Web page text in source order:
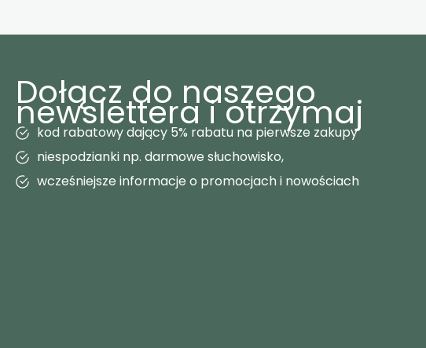
Dołącz do naszego
newslettera i otrzymaj
kod rabatowy dający 5% rabatu na pierwsze zakupy
niespodzianki np. darmowe słuchowisko,
wcześniejsze informacje o promocjach i nowościach